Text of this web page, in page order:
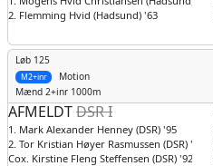
2. Flemming Hvid (Hadsund) '63
Løb 125
Motion
M2+inr
Mænd 2+inr 1000m
AFMELDTDSR I
1. Mark Alexander Henney (DSR) '95
2. Tor Kristian Høyer Rasmussen (DSR) '95
Cox. Kirstine Fleng Steffensen (DSR) '92